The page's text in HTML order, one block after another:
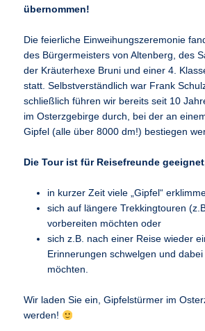
übernommen!
Die feierliche Einweihungszeremonie
des Bürgermeisters von Altenberg, des
der Kräuterhexe Bruni und einer 4.
statt. Selbstverständlich war Frank
schließlich führen wir bereits seit 10
im Osterzgebirge durch, bei der an
Gipfel (alle über 8000 dm!) bestiegen
Die Tour ist für Reisefreunde
in kurzer Zeit viele „Gipfel“
sich auf längere Trekkingtouren
vorbereiten möchten oder
sich z.B. nach einer Reise wieder
Erinnerungen schwelgen und dabei
möchten.
Wir laden Sie ein, Gipfelstürmer im
werden!